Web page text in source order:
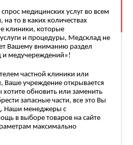
медицинских услуг во всем
на то в каких количествах
клиники, которые
и процедуры, Медсклад не
Вашему вниманию раздел
и медучереждений»!
частной клиники или
Ваше учреждение открывается
обновить или заменить
запасные части, все это Вы
Наши менеджеры с
в выборе товаров на сайте
максимально